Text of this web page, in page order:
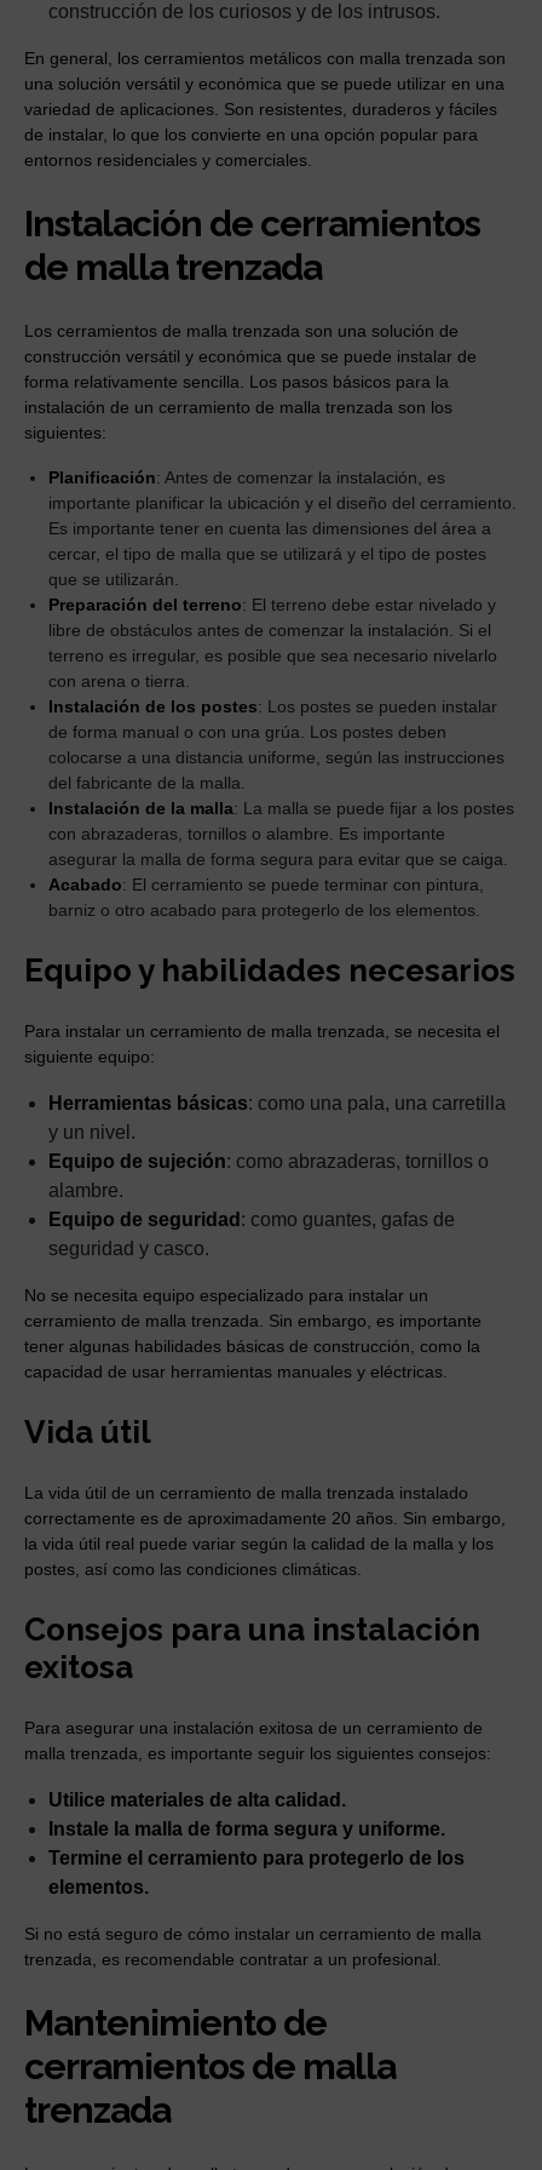
construcción de los curiosos y de los intrusos.
En general, los cerramientos metálicos con malla trenzada son
una solución versátil y económica que se puede utilizar en una
variedad de aplicaciones. Son resistentes, duraderos y fáciles
de instalar, lo que los convierte en una opción popular para
entornos residenciales y comerciales.
Instalación de cerramientos
de malla trenzada
Los cerramientos de malla trenzada son una solución de
construcción versátil y económica que se puede instalar de
forma relativamente sencilla. Los pasos básicos para la
instalación de un cerramiento de malla trenzada son los
siguientes:
Planificación: Antes de comenzar la instalación, es
importante planificar la ubicación y el diseño del cerramiento.
Es importante tener en cuenta las dimensiones del área a
cercar, el tipo de malla que se utilizará y el tipo de postes
que se utilizarán.
Preparación del terreno: El terreno debe estar nivelado y
libre de obstáculos antes de comenzar la instalación. Si el
terreno es irregular, es posible que sea necesario nivelarlo
con arena o tierra.
Instalación de los postes: Los postes se pueden instalar
de forma manual o con una grúa. Los postes deben
colocarse a una distancia uniforme, según las instrucciones
del fabricante de la malla.
Instalación de la malla: La malla se puede fijar a los postes
con abrazaderas, tornillos o alambre. Es importante
asegurar la malla de forma segura para evitar que se caiga.
Acabado: El cerramiento se puede terminar con pintura,
barniz o otro acabado para protegerlo de los elementos.
Equipo y habilidades necesarios
Para instalar un cerramiento de malla trenzada, se necesita el
siguiente equipo:
Herramientas básicas: como una pala, una carretilla
y un nivel.
Equipo de sujeción: como abrazaderas, tornillos o
alambre.
Equipo de seguridad : como guantes, gafas de
seguridad y casco.
No se necesita equipo especializado para instalar un
cerramiento de malla trenzada. Sin embargo, es importante
tener algunas habilidades básicas de construcción, como la
capacidad de usar herramientas manuales y eléctricas.
Vida útil
La vida útil de un cerramiento de malla trenzada instalado
correctamente es de aproximadamente 20 años. Sin embargo,
la vida útil real puede variar según la calidad de la malla y los
postes, así como las condiciones climáticas.
Consejos para una instalación
exitosa
Para asegurar una instalación exitosa de un cerramiento de
malla trenzada, es importante seguir los siguientes consejos:
Utilice materiales de alta calidad.
Instale la malla de forma segura y uniforme.
Termine el cerramiento para protegerlo de los
elementos.
Si no está seguro de cómo instalar un cerramiento de malla
trenzada, es recomendable contratar a un profesional.
Mantenimiento de
cerramientos de malla
trenzada